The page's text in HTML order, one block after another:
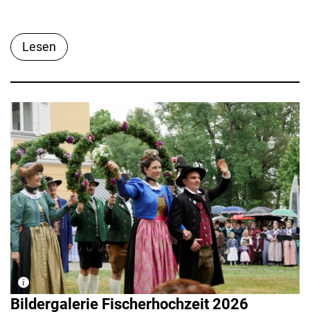
Lesen
Bildergalerie Fischerhochzeit 2026